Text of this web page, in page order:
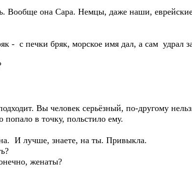
она Сара. Немцы, даже наши,
печки бряк, морское имя дал, а сам удрал
Вы человек серьёзный, по-другому
в точку, польстило ему.
И лучше, знаете, на ты. Привыкла.
женаты?